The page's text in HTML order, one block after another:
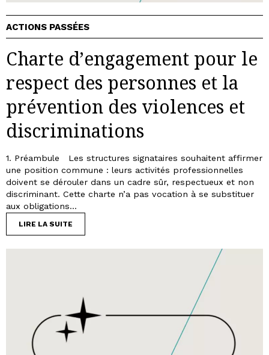
ACTIONS PASSÉES
Charte d’engagement pour le
respect des personnes et la
prévention des violences et
discriminations
1. Préambule Les structures signataires souhaitent affirmer
une position commune : leurs activités professionnelles
doivent se dérouler dans un cadre sûr, respectueux et non
discriminant. Cette charte n’a pas vocation à se substituer
aux obligations...
LIRE LA SUITE